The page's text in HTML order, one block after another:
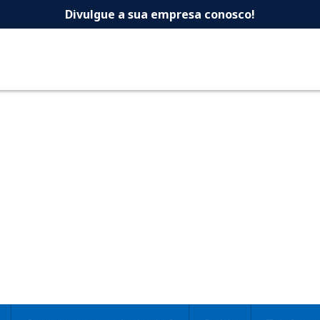
-Dicas
Divulgue a sua empresa conosco!